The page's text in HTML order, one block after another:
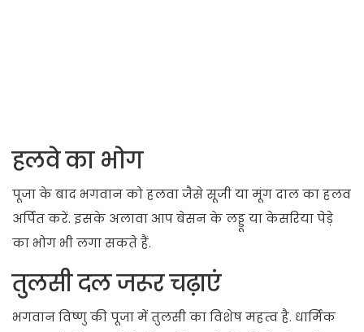
हलवे का भोग
पूजा के बाद भगवान को हलवा जैसे सूजी या मूंग दाल का हलव
अर्पित करें. इसके अलावा आप बेसन के लड्डू या केसरिया पेड़े
का भोग भी लगा सकते हैं.
तुलसी दल जरूर चढ़ाएं
भगवान विष्णु की पूजा में तुलसी का विशेष महत्व है. धार्मिक